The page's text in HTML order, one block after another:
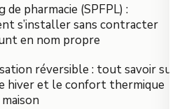
de pharmacie (SPFPL) :
s’installer sans contracter
en nom propre
réversible : tout savoir sur
hiver et le confort thermique